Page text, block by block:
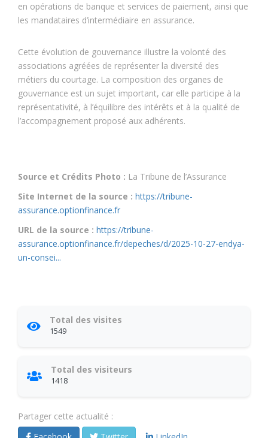
en opérations de banque et services de paiement, ainsi que
les mandataires d’intermédiaire en assurance.
Cette évolution de gouvernance illustre la volonté des
associations agréées de représenter la diversité des
métiers du courtage. La composition des organes de
gouvernance est un sujet important, car elle participe à la
représentativité, à l’équilibre des intérêts et à la qualité de
l’accompagnement proposé aux adhérents.
Source et Crédits Photo : La Tribune de l’Assurance
Site Internet de la source : https://tribune-
assurance.optionfinance.fr
URL de la source : https://tribune-
assurance.optionfinance.fr/depeches/d/2025-10-27-endya-
un-consei...
Total des visites
1549
Total des visiteurs
1418
Partager cette actualité :